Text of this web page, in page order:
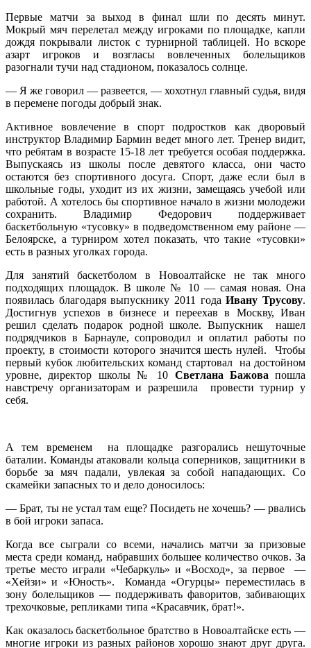
Первые матчи за выход в финал шли по десять минут.
Мокрый мяч перелетал между игроками по площадке, капли
дождя покрывали листок с турнирной таблицей. Но вскоре
азарт игроков и возгласы вовлеченных болельщиков
разогнали тучи над стадионом, показалось солнце.
— Я же говорил — развеется, — хохотнул главный судья, видя
в перемене погоды добрый знак.
Активное вовлечение в спорт подростков как дворовый
инструктор Владимир Бармин ведет много лет. Тренер видит,
что ребятам в возрасте 15-18 лет требуется особая поддержка.
Выпускаясь из школы после девятого класса, они часто
остаются без спортивного досуга. Спорт, даже если был в
школьные годы, уходит из их жизни, замещаясь учебой или
работой. А хотелось бы спортивное начало в жизни молодежи
сохранить. Владимир Федорович поддерживает
баскетбольную «тусовку» в подведомственном ему районе —
Белоярске, а турниром хотел показать, что такие «тусовки»
есть в разных уголках города.
Для занятий баскетболом в Новоалтайске не так много
подходящих площадок. В школе № 10 — самая новая. Она
появилась благодаря выпускнику 2011 годаИвану Трусову.
Достигнув успехов в бизнесе и переехав в Москву, Иван
решил сделать подарок родной школе. Выпускник нашел
подрядчиков в Барнауле, сопроводил и оплатил работы по
проекту, в стоимости которого значится шесть нулей. Чтобы
первый кубок любительских команд стартовал на достойном
уровне, директор школы № 10 Светлана Бажова пошла
навстречу организаторам и разрешила провести турнир у
себя.
А тем временем на площадке разгорались нешуточные
баталии. Команды атаковали кольца соперников, защитники в
борьбе за мяч падали, увлекая за собой нападающих. Со
скамейки запасных то и дело доносилось:
— Брат, ты не устал там еще? Посидеть не хочешь? — рвались
в бой игроки запаса.
Когда все сыграли со всеми, начались матчи за призовые
места среди команд, набравших большее количество очков. За
третье место играли «Чебаркуль» и «Восход», за первое —
«Хейзи» и «Юность». Команда «Огурцы» переместилась в
зону болельщиков — поддерживать фаворитов, забивающих
трехочковые, репликами типа «Красавчик, брат!».
Как оказалось баскетбольное братство в Новоалтайске есть —
многие игроки из разных районов хорошо знают друг друга.